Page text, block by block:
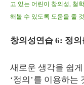
고 있는 어린이 창의성, 철
해볼 수 있도록 도움을 줄
창의성연습 6: 정의
새로운 생각을 쉽
‘정의’를 이용하는